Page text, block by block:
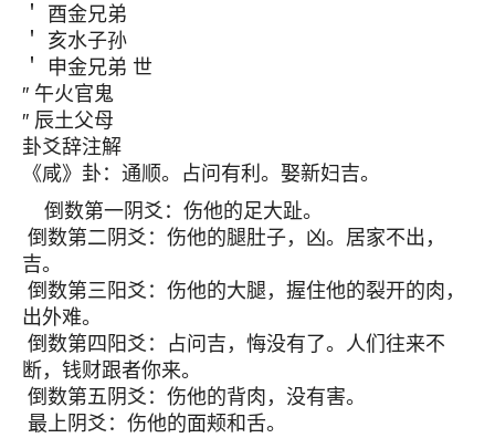
＇ 酉金兄弟
＇ 亥水子孙
＇ 申金兄弟 世
″ 午火官鬼
″ 辰土父母
卦爻辞注解
《咸》卦：通顺。占问有利。娶新妇吉。
倒数第一阴爻：伤他的足大趾。
倒数第二阴爻：伤他的腿肚子，凶。居家不出，
吉。
倒数第三阳爻：伤他的大腿，握住他的裂开的肉，
出外难。
倒数第四阳爻：占问吉，悔没有了。人们往来不
断，钱财跟者你来。
倒数第五阴爻：伤他的背肉，没有害。
最上阴爻：伤他的面颊和舌。